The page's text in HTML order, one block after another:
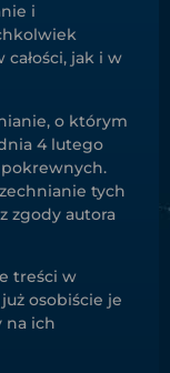
i
jak i w
o którym
4 lutego
tych
zgody autora
treści w
osobiście je
na ich